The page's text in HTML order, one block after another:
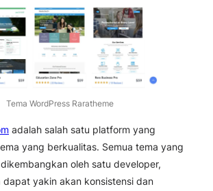
Tema WordPress Raratheme
adalah salah satu platform yang
yang berkualitas. Semua tema yang
oleh satu developer,
dapat yakin akan konsistensi dan